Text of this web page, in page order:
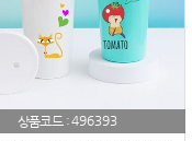
상품코드 :496393